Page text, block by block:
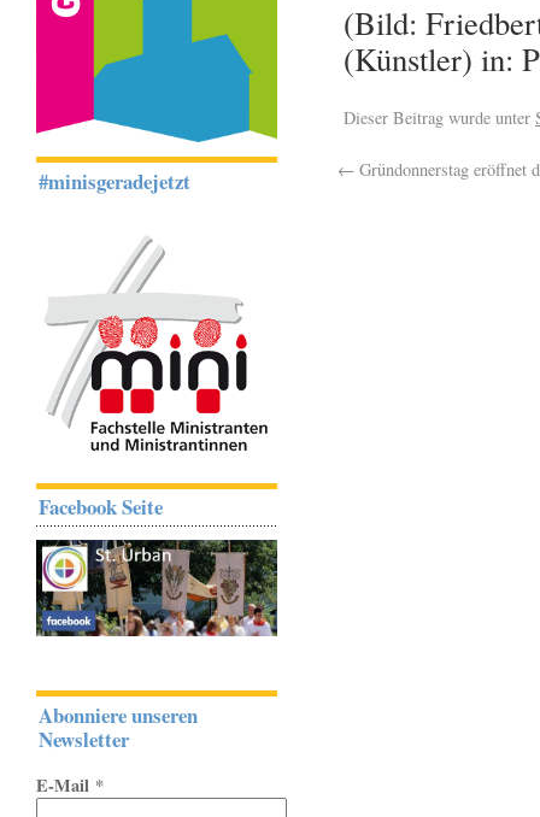
(Bild:
(Künstler) in:
Dieser Beitrag wurde unter
← Gründonnerstag eröffnet
#minisgeradejetzt
Facebook Seite
Abonniere unseren
Newsletter
E-Mail *